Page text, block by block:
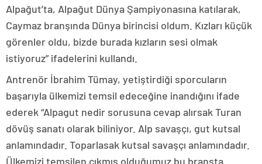
Alpağut’ta, Alpağut Dünya Şampiyonasına katılarak,
Caymaz branşında Dünya birincisi oldum. Kızları küçük
görenler oldu, bizde burada kızların sesi olmak
istiyoruz” ifadelerini kullandı.
Antrenör İbrahim Tümay, yetiştirdiği sporcuların
başarıyla ülkemizi temsil edeceğine inandığını ifade
ederek “Alpagut nedir sorusuna cevap alırsak Turan
dövüş sanatı olarak biliniyor. Alp savaşçı, gut kutsal
anlamındadır. Toparlasak kutsal savaşçı anlamındadır.
Ülkemizi temsilen çıkmış olduğumuz bu branşta